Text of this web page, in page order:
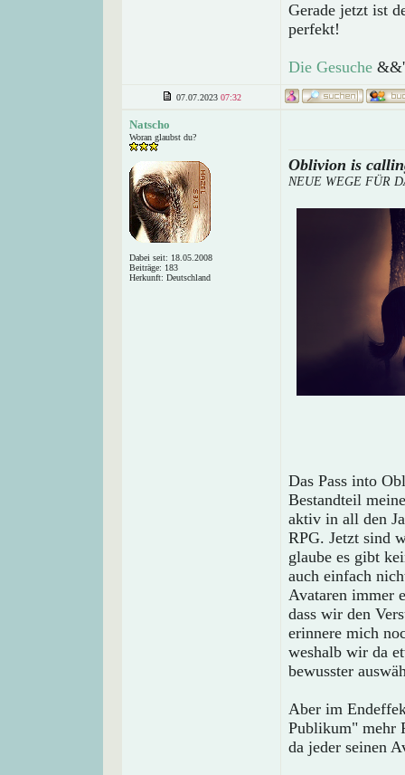
Gerade jetzt ist
perfekt!
Die Gesuche
07.07.2023 07:32
Natscho
Woran glaubst du?
Dabei seit: 18.05.2008
Beiträge: 183
Herkunft: Deutschland
Oblivion is
NEUE WEGE FÜR
Das Pass into
Bestandteil
aktiv in all den
RPG. Jetzt sind
glaube es gibt
auch einfach
Avataren immer
dass wir den
erinnere mich
weshalb wir da
bewusster
Aber im
Publikum" mehr
da jeder seinen